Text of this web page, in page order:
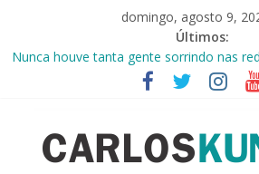
domingo, agosto 9,
Últimos:
Nunca houve tanta gente sorrindo nas
A imagem já não vale mais que mil
O luxo da simplicidade
A urna agora cabe no bolso